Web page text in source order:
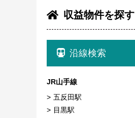
収益物件を探す
沿線検索
JR山手線
五反田駅
目黒駅